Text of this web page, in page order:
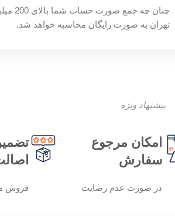
تهران به صورت رایگان محاسبه خواهد شد.
پیشنهاد ویژه
امکان مرجوع
سفارش
در صورت عدم رضایت فروش